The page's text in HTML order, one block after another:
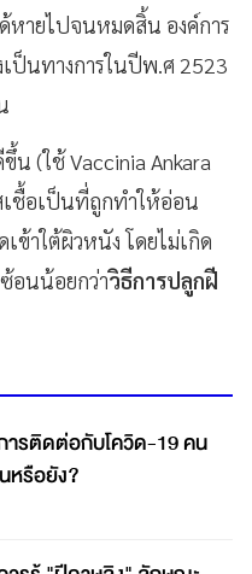
หายไปจนหมดสิ้น องค์การ
ป็นทางการในปีพ.ศ 2523
(ใช้ Vaccinia Ankara
ชื้อเป็นที่ถูกทำให้อ่อน
ข้าใต้ผิวหนัง โดยไม่เกิด
อนน้อยกว่าวิธีการปลูกฝี
ารติดต่อกับโควิด-19 คน
หรือยัง?